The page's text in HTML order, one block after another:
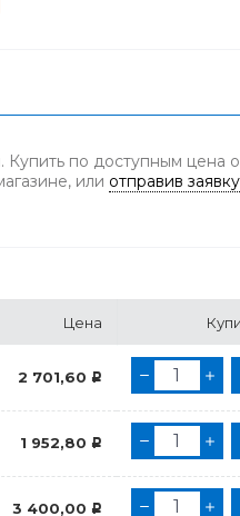
по доступным цена
или отправив заявку
Цена
2 701,60 Р
1 952,80 Р
3 400,00 Р